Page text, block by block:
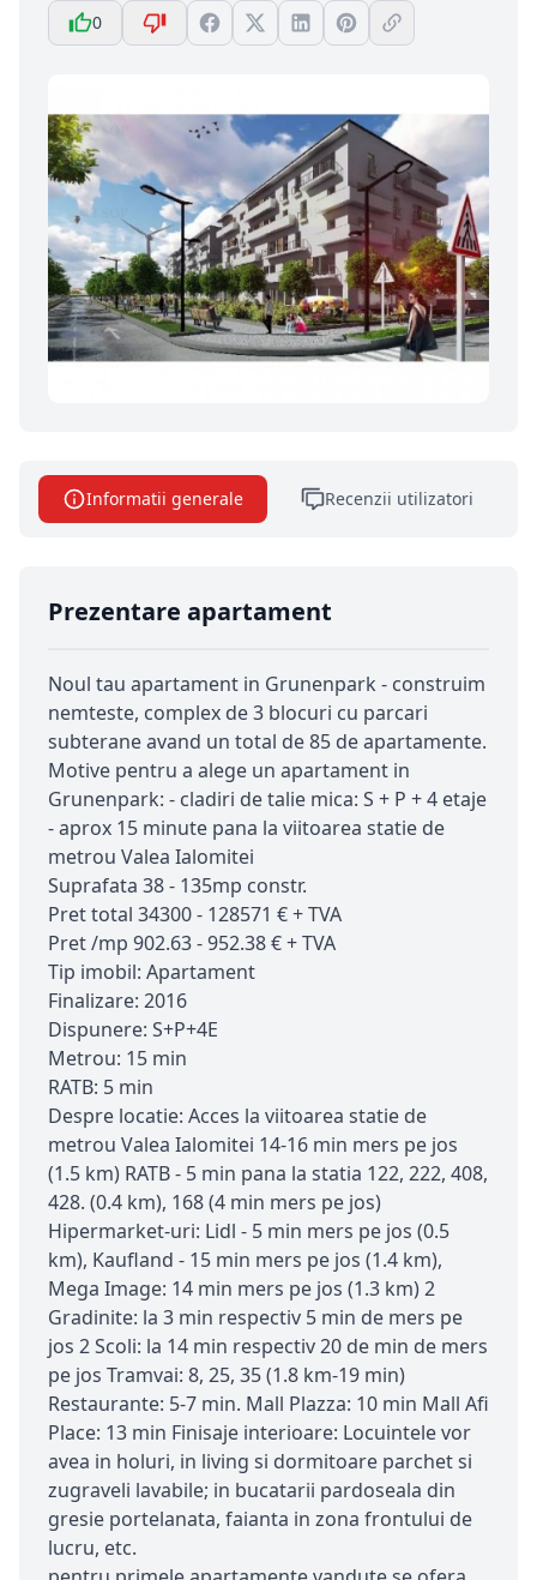
0
Informatii generale Recenzii utilizatori
Prezentare apartament
Noul tau apartament in Grunenpark - construim
nemteste, complex de 3 blocuri cu parcari
subterane avand un total de 85 de apartamente.
Motive pentru a alege un apartament in
Grunenpark: - cladiri de talie mica: S + P + 4 etaje
- aprox 15 minute pana la viitoarea statie de
metrou Valea Ialomitei
Suprafata 38 - 135mp constr.
Pret total 34300 - 128571 € + TVA
Pret /mp 902.63 - 952.38 € + TVA
Tip imobil: Apartament
Finalizare: 2016
Dispunere: S+P+4E
Metrou: 15 min
RATB: 5 min
Despre locatie: Acces la viitoarea statie de
metrou Valea Ialomitei 14-16 min mers pe jos
(1.5 km) RATB - 5 min pana la statia 122, 222, 408,
428. (0.4 km), 168 (4 min mers pe jos)
Hipermarket-uri: Lidl - 5 min mers pe jos (0.5
km), Kaufland - 15 min mers pe jos (1.4 km),
Mega Image: 14 min mers pe jos (1.3 km) 2
Gradinite: la 3 min respectiv 5 min de mers pe
jos 2 Scoli: la 14 min respectiv 20 de min de mers
pe jos Tramvai: 8, 25, 35 (1.8 km-19 min)
Restaurante: 5-7 min. Mall Plazza: 10 min Mall Afi
Place: 13 min Finisaje interioare: Locuintele vor
avea in holuri, in living si dormitoare parchet si
zugraveli lavabile; in bucatarii pardoseala din
gresie portelanata, faianta in zona frontului de
lucru, etc.